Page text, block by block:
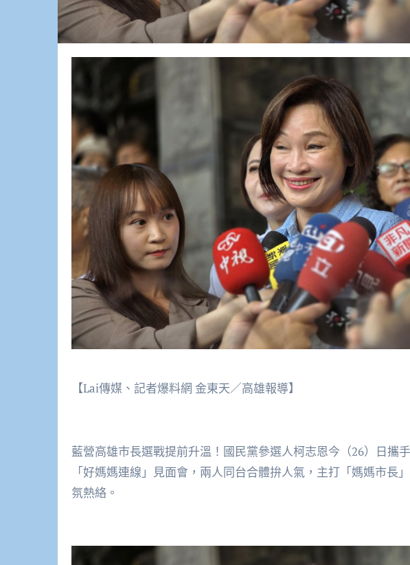
【Lai傳媒、記者爆料網 金東天／高雄報導】
藍營高雄市長選戰提前升溫！國民黨參選人柯志恩今（26）日攜
「好媽媽連線」見面會，兩人同台合體拚人氣，主打「媽媽市長
氛熱絡。